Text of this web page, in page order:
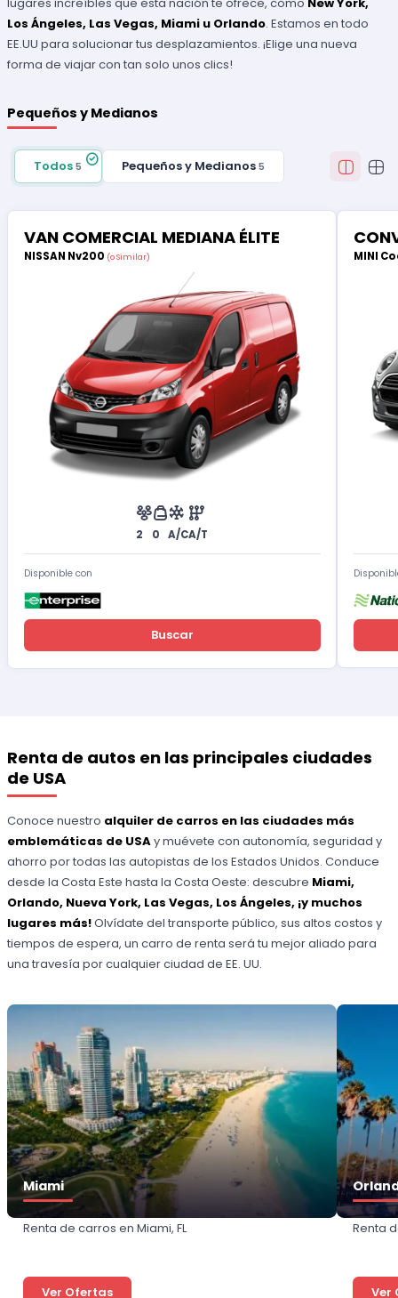
Los Ángeles, Las Vegas, Miami u Orlando. Estamos en todo
EE.UU para solucionar tus desplazamientos. ¡Elige una nueva
forma de viajar con tan solo unos clics!
Pequeños y Medianos
Todos5 Pequeños y Medianos 5
VAN COMERCIAL MEDIANA ÉLITE
NISSAN Nv200 (o Similar)
2 0 A/CA/T
Disponible con
Buscar
MINI
Renta de autos en las principales ciudades
de USA
Conoce nuestro alquiler de carros en las ciudades más
emblemáticas de USAy muévete con autonomía, seguridad y
ahorro por todas las autopistas de los Estados Unidos. Conduce
desde la Costa Este hasta la Costa Oeste: descubre Miami,
Orlando, Nueva York, Las Vegas, Los Ángeles, ¡y muchos
lugares más!Olvídate del transporte público, sus altos costos y
tiempos de espera, un carro de renta será tu mejor aliado para
una travesía por cualquier ciudad de EE. UU.
Miami
Renta de carros en Miami, FL
Ver Ofertas
Renta
Ver